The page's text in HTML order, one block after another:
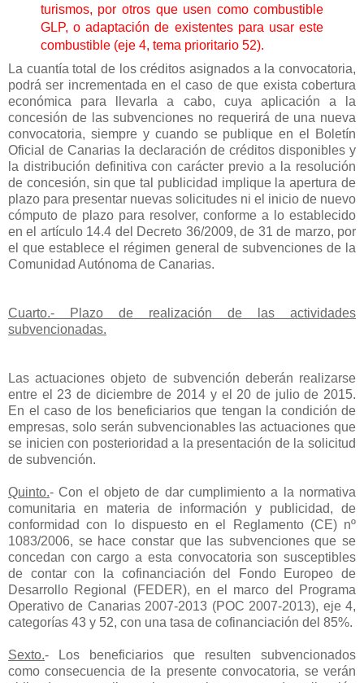
turismos, por otros que usen como combustible
GLP, o adaptación de existentes para usar este
combustible (eje 4, tema prioritario 52).
La cuantía total de los créditos asignados a la convocatoria,
podrá ser incrementada en el caso de que exista cobertura
económica para llevarla a cabo, cuya aplicación a la
concesión de las subvenciones no requerirá de una nueva
convocatoria, siempre y cuando se publique en el Boletín
Oficial de Canarias la declaración de créditos disponibles y
la distribución definitiva con carácter previo a la resolución
de concesión, sin que tal publicidad implique la apertura de
plazo para presentar nuevas solicitudes ni el inicio de nuevo
cómputo de plazo para resolver, conforme a lo establecido
en el artículo 14.4 del Decreto 36/2009, de 31 de marzo, por
el que establece el régimen general de subvenciones de la
Comunidad Autónoma de Canarias.
Cuarto.- Plazo de realización de las actividades
subvencionadas.
Las actuaciones objeto de subvención deberán realizarse
entre el 23 de diciembre de 2014 y el 20 de julio de 2015.
En el caso de los beneficiarios que tengan la condición de
empresas, solo serán subvencionables las actuaciones que
se inicien con posterioridad a la presentación de la solicitud
de subvención.
Quinto.- Con el objeto de dar cumplimiento a la normativa
comunitaria en materia de información y publicidad, de
conformidad con lo dispuesto en el Reglamento (CE) nº
1083/2006, se hace constar que las subvenciones que se
concedan con cargo a esta convocatoria son susceptibles
de contar con la cofinanciación del Fondo Europeo de
Desarrollo Regional (FEDER), en el marco del Programa
Operativo de Canarias 2007-2013 (POC 2007-2013), eje 4,
categorías 43 y 52, con una tasa de cofinanciación del 85%.
Sexto.- Los beneficiarios que resulten subvencionados
como consecuencia de la presente convocatoria, se verán